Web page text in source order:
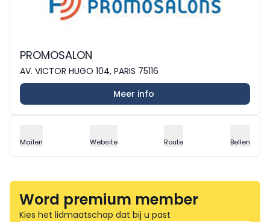
PROMOSALON
AV. VICTOR HUGO 104, PARIS 75116
Meer info
Mailen Website Route Bellen
Word premium member
Kies het lidmaatschap dat bij u past